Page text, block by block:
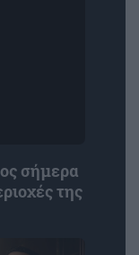
σήμερα
της